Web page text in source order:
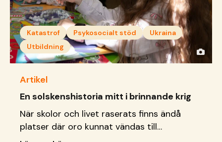
Katastrof Psykosocialt stöd
Ukraina
Utbildning
Artikel
En solskenshistoria mitt i brinnande krig
När skolor och livet raserats finns ändå
platser där oro kunnat vändas till
delaktighet, kreativitet och